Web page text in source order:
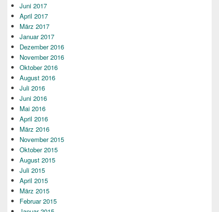
Juni 2017
April 2017
März 2017
Januar 2017
Dezember 2016
November 2016
Oktober 2016
August 2016
Juli 2016
Juni 2016
Mai 2016
April 2016
März 2016
November 2015
Oktober 2015
August 2015
Juli 2015
April 2015
März 2015
Februar 2015